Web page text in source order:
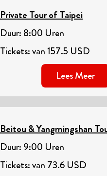
Private Tour of Taipei
Duur: 8:00 Uren
Tickets:van157.5 USD
Lees Meer
Beitou & Yangmingshan
Duur: 9:00 Uren
Tickets:van 73.6 USD